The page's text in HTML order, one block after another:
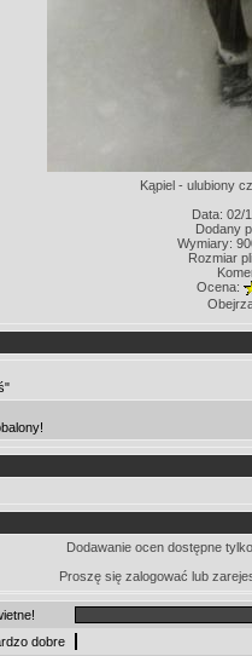
Kąpiel - ulubiony
Data: 02/
Dodany
Wymiary:
Rozmiar
Ocena:
Dodawanie ocen dostępne
Proszę się zalogować lub
dobre